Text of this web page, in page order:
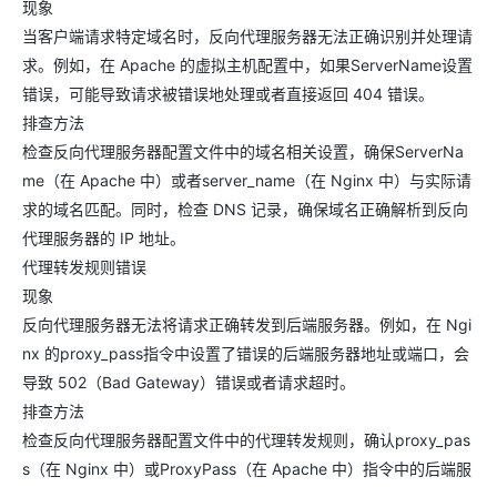
现象
当客户端请求特定域名时，反向代理服务器无法正确识别并处理请
求。例如，在 Apache 的虚拟主机配置中，如果ServerName设置
错误，可能导致请求被错误地处理或者直接返回 404 错误。
排查方法
检查反向代理服务器配置文件中的域名相关设置，确保ServerNa
me（在 Apache 中）或者server_name（在 Nginx 中）与实际请
求的域名匹配。同时，检查 DNS 记录，确保域名正确解析到反向
代理服务器的 IP 地址。
代理转发规则错误
现象
反向代理服务器无法将请求正确转发到后端服务器。例如，在 Ngi
nx 的proxy_pass指令中设置了错误的后端服务器地址或端口，会
导致 502（Bad Gateway）错误或者请求超时。
排查方法
检查反向代理服务器配置文件中的代理转发规则，确认proxy_pas
s（在 Nginx 中）或ProxyPass（在 Apache 中）指令中的后端服